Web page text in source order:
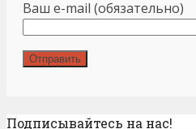
Ваш e-mail (обязательно)
Подписывайтесь на нас!